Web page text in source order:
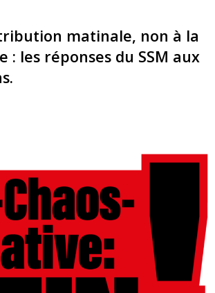
matinale, non à la
: les réponses du SSM aux